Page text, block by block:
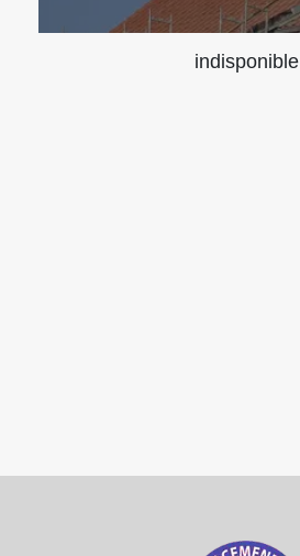
indisponible